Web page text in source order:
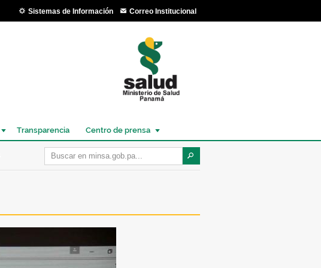
Sistemas de Información Correo Institucional
Transparencia Centro de prensa